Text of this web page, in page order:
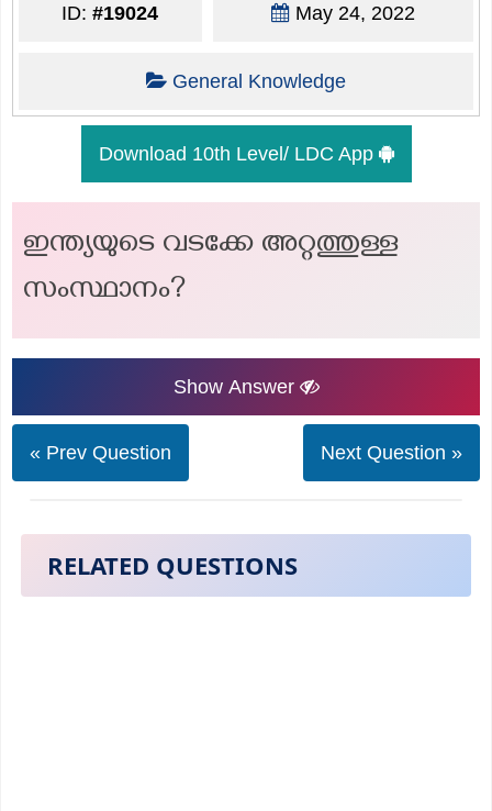
ID:#19024 May 24, 2022
General Knowledge
Download 10th Level/ LDC App
ഇന്ത്യയുടെ വടക്കേ അറ്റത്തുള്ള
സംസ്ഥാനം?
Show Answer
« Prev Question Next Question »
RELATED QUESTIONS